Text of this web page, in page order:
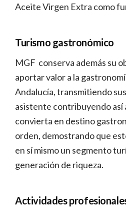
Aceite Virgen Extra como
Turismo gastronómico
MGF conserva además su
aportar valor a la
Andalucía, transmitiendo
asistente contribuyendo así
convierta en destino
orden, demostrando que
en sí mismo un segmento
generación de riqueza.
Actividades